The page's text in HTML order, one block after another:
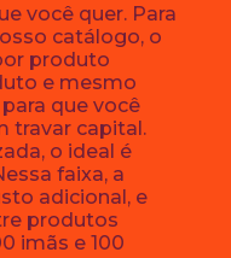
você quer. Para
catálogo, o
produto
e mesmo
que você
travar capital.
o ideal é
faixa, a
adicional, e
produtos
imãs e 100